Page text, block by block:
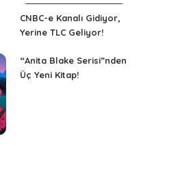
CNBC-e Kanalı Gidiyor,
Yerine TLC Geliyor!
“Anita Blake Serisi”nden
Üç Yeni Kitap!